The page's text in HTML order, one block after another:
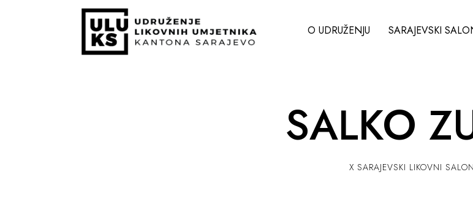
O UDRUŽENJU SARAJEVSKI
SALKO
X SARAJEVSKI LIKOVNI SALON